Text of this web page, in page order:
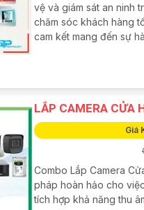
vệ và giám sát an ninh
chăm sóc khách hàng
cam kết mang đến sự
LẮP CAMERA CỬA
Giá
Combo Lắp Camera
pháp hoàn hảo cho
tích hợp khả năng thu